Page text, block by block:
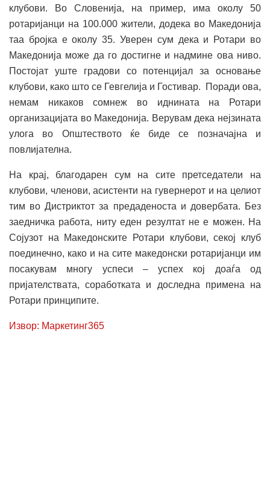
клубови. Во Словенија, на пример, има околу 50
ротаријанци на 100.000 жители, додека во Македонија
таа бројка е околу 35. Уверен сум дека и Ротари во
Македонија може да го достигне и надмине ова ниво.
Постојат уште градови со потенцијал за основање
клубови, како што се Гевгелија и Гостивар. Поради ова,
немам никаков сомнеж во иднината на Ротари
организацијата во Македонија. Верувам дека нејзината
улога во Општеството ќе биде се позначајна и
повлијателна.
На крај, благодарен сум на сите претседатели на
клубови, членови, асистенти на гувернерот и на целиот
тим во Дистриктот за предаденоста и довербата. Без
заедничка работа, ниту еден резултат не е можен. На
Сојузот на Македонските Ротари клубови, секој клуб
поединечно, како и на сите македонски ротаријанци им
посакувам многу успеси – успех кој доаѓа од
пријателствата, соработката и доследна примена на
Ротари принципите.
Извор: Маркетинг365